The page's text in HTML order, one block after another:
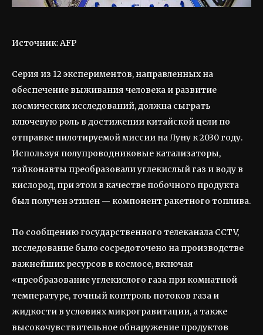
Источник: AFP
Серия из 12 экспериментов, направленных на
обеспечение выживания человека и развитие
космических исследований, должна сыграть
ключевую роль в достижении китайской цели по
отправке пилотируемой миссии на Луну к 2030 году.
Используя полупроводниковые катализаторы,
тайконавты преобразовали углекислый газ и воду в
кислород, при этом в качестве побочного продукта
был получен этилен — компонент ракетного топлива.
По сообщению государственного телеканала CCTV,
исследование было сосредоточено на производстве
важнейших ресурсов в космосе, включая
«преобразование углекислого газа при комнатной
температуре, точный контроль потоков газа и
жидкости в условиях микрогравитации, а также
высокочувствительное обнаружение продуктов